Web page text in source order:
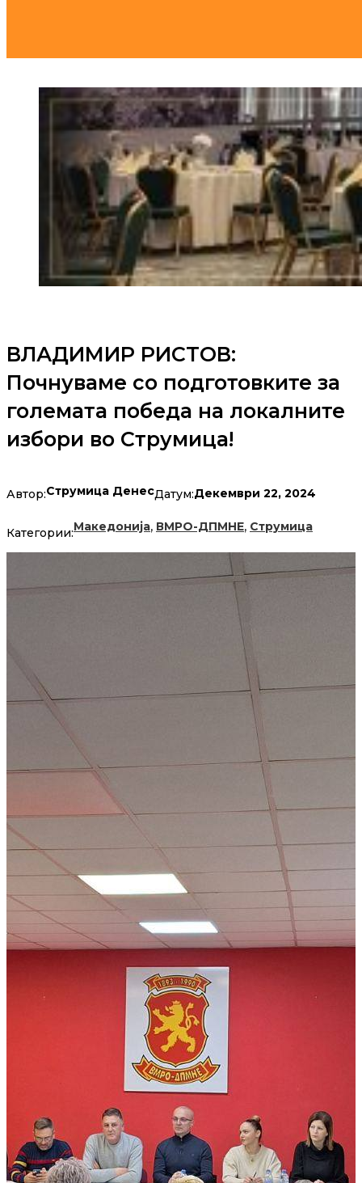
ВЛАДИМИР РИСТОВ:
Почнуваме со подготовките за
големата победа на локалните
избори во Струмица!
Автор:Струмица ДенесДатум:Декември 22, 2024
Категории:Македонија, ВМРО-ДПМНЕ, Струмица